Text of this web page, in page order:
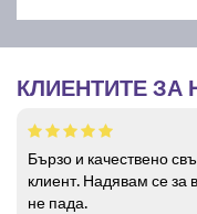
КЛИЕНТИТЕ ЗА
Бързо и качествено
клиент. Надявам се за
не пада.